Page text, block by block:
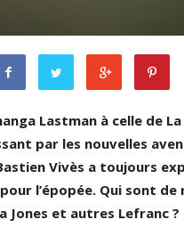
Lastman à celle de
par les nouvelles
Vivès a toujours
l’épopée. Qui sont de
Jones et autres Lefranc ?